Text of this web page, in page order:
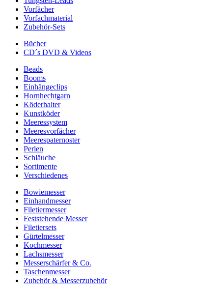
Vorfächer
Vorfachmaterial
Zubehör-Sets
Bücher
CD´s DVD & Videos
Beads
Booms
Einhängeclips
Hornhechtgarn
Köderhalter
Kunstköder
Meeressystem
Meeresvorfächer
Meerespaternoster
Perlen
Schläuche
Sortimente
Verschiedenes
Bowiemesser
Einhandmesser
Filetiermesser
Feststehende Messer
Filetiersets
Gürtelmesser
Kochmesser
Lachsmesser
Messerschärfer & Co.
Taschenmesser
Zubehör & Messerzubehör